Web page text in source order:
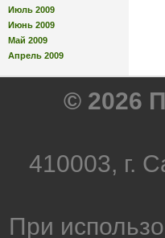
Июль 2009
Июнь 2009
Май 2009
Апрель 2009
© 2026
410003, г.
При